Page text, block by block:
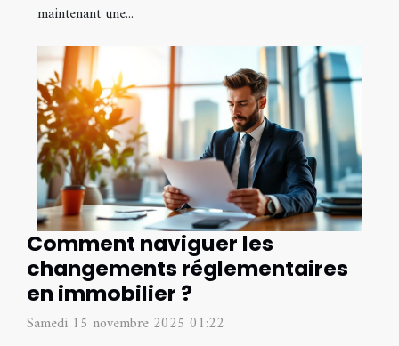
maintenant une...
Comment naviguer les
changements réglementaires
en immobilier ?
Samedi 15 novembre 2025 01:22